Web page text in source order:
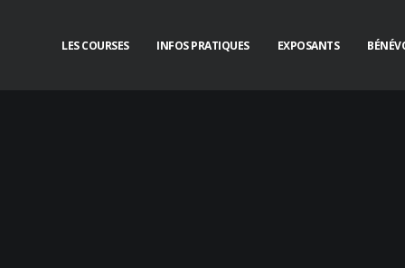
LES COURSES INFOS PRATIQUES EXPOSANTS